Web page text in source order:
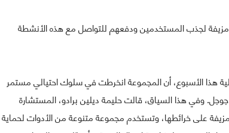
لجذب المستخدمين ودفعهم للتواصل مع هذه الأنشطة
هذا الأسبوع، أن المجموعة انخرطت في سلوك احتيالي مستمر
وفي هذا السياق، قالت حليمة ديلين برادو، المستشارة
على خرائطها، وتستخدم مجموعة متنوعة من الأدوات لحماية